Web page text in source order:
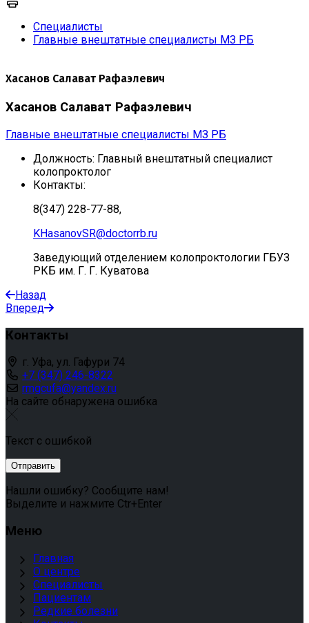
Специалисты
Главные внештатные специалисты МЗ РБ
Хасанов Салават Рафаэлевич
Хасанов Салават Рафаэлевич
Главные внештатные специалисты МЗ РБ
Должность: Главный внештатный специалист
колопроктолог
Контакты:
8(347) 228-77-88,
KHasanovSR@doctorrb.ru
Заведующий отделением колопроктологии ГБУЗ
РКБ им. Г. Г. Куватова
Назад
Вперед
Контакты
г. Уфа, ул. Гафури 74
+7 (347) 246-8322
rmgcufa@yandex.ru
На сайте обнаружена ошибка
Текст с ошибкой
Нашли ошибку? Сообщите нам!
Выделите и нажмите Ctr+Enter
Меню
Главная
О центре
Специалисты
Пациентам
Редкие болезни